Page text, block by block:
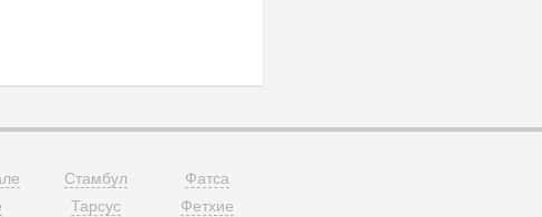
Стамбул
Тарсус
Фатса
Фетхие